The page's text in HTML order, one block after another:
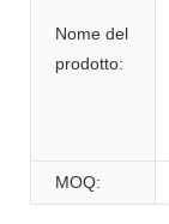
Nome del
prodotto:
MOQ: